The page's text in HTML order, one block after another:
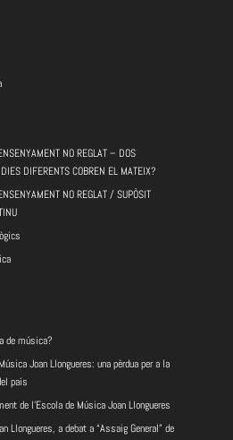
NO REGLAT – DOS
DIFERENTS COBREN EL MATEIX?
NO REGLAT / SUPÒSIT
de música?
Joan Llongueres: una pèrdua per a la
país
de l’Escola de Música Joan Llongueres
Llongueres, a debat a “Assaig General” de